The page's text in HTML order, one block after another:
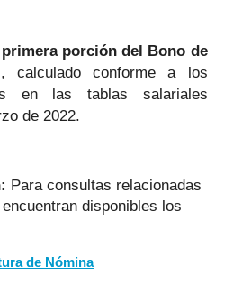
primera porción del Bono de
, calculado conforme a los
en las tablas salariales
de 2022.
Para consultas relacionadas
disponibles los
de Nómina